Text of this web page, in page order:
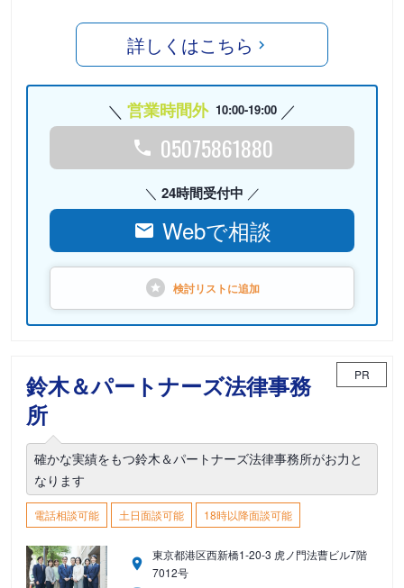
詳しくはこちら
営業時間外 10:00-19:00
05075861880
24時間受付中
Webで相談
検討リストに追加
鈴木＆パートナーズ法律事務
所
PR
確かな実績をもつ鈴木＆パートナーズ法律事務所がお力と
なります
電話相談可能 土日面談可能 18時以降面談可能
東京都港区西新橋1-20-3 虎ノ門法曹ビル7階
7012号